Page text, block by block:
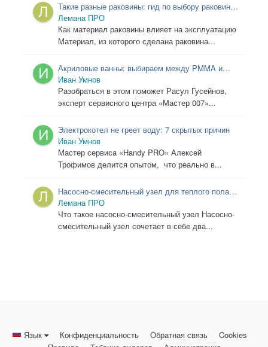
Такие разные раковины: гид по выбору раковины
в ванную
Лемана ПРО
Как материал раковины влияет на эксплуатацию
Материал, из которого сделана раковина...
Акриловые ванны: выбираем между PMMA и
ABS
Иван Умнов
Разобраться в этом поможет Расул Гусейнов,
эксперт сервисного центра «Мастер 007»...
Электрокотел не греет воду: 7 скрытых причин
Иван Умнов
Мастер сервиса «Handy PRO» Алексей
Трофимов делится опытом, что реально в...
Насосно-смесительный узел для теплого пола:
как выбрать правильную модель
Лемана ПРО
Что такое насосно-смесительный узел Насосно-
смесительный узел сочетает в себе два...
Язык Конфиденциальность Обратная связь
Cookies